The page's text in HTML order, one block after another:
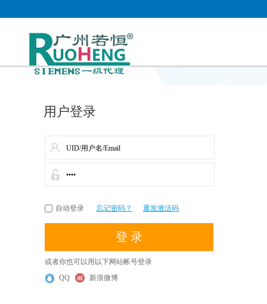
用户登录
自动登录 忘记密码？ 重发激活码
或者你也可以用以下网站帐号登录
QQ
新浪微博